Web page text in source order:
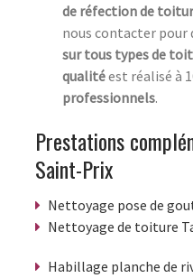
de réfection de
nous contacter pour
sur tous types de
qualitéest réalisé à
professionnels.
Prestations
Saint-Prix
Nettoyage pose de
Nettoyage de toiture
Habillage planche de